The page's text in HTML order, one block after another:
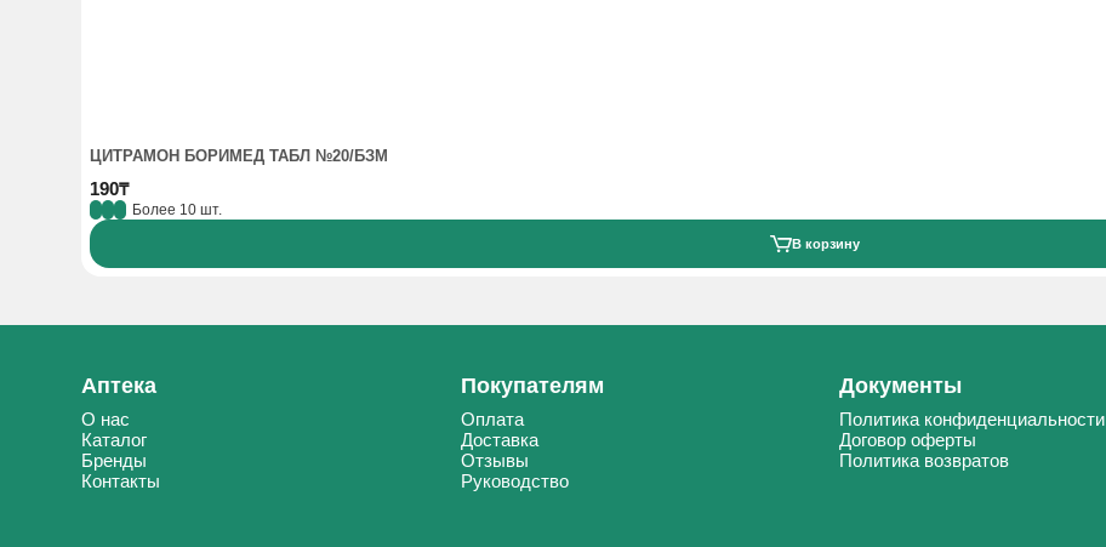
ЦИТРАМОН БОРИМЕД ТАБЛ №20/БЗМ
190₸
Более 10 шт.
В корзину
Аптека
О нас
Каталог
Бренды
Контакты
Покупателям
Оплата
Доставка
Отзывы
Руководство
Документы
Политика конфиденциальности
Договор оферты
Политика возвратов